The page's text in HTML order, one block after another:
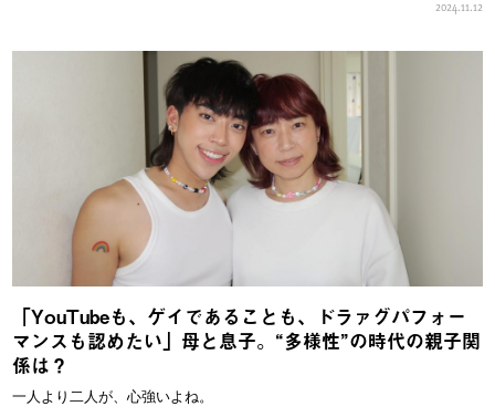
2024.11.12
「YouTubeも、ゲイであることも、ドラァグパフォー
マンスも認めたい」母と息子。“多様性”の時代の親子関
係は？
一人より二人が、心強いよね。